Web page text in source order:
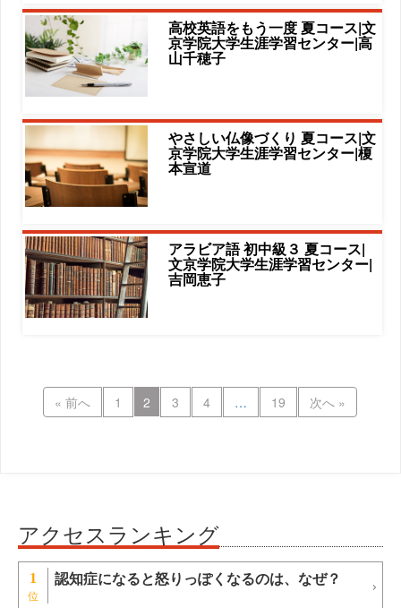
高校英語をもう一度 夏コース|文
京学院大学生涯学習センター|高
山千穂子
やさしい仏像づくり 夏コース|文
京学院大学生涯学習センター|榎
本宣道
アラビア語 初中級３ 夏コース|
文京学院大学生涯学習センター|
吉岡恵子
« 前へ 1 2 3 4 … 19 次へ »
アクセスランキング
1 認知症になると怒りっぽくなるのは、なぜ？